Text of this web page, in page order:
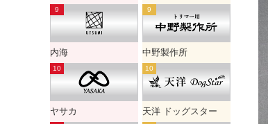
内海
ヤサカ
中野製作所
天洋 ドッグスター